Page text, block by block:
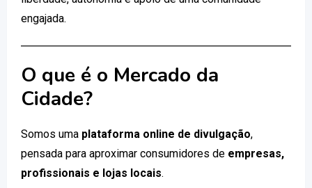
engajada.
O que é o Mercado da
Cidade?
Somos uma plataforma online de divulgação,
pensada para aproximar consumidores de empresas,
profissionais e lojas locais.